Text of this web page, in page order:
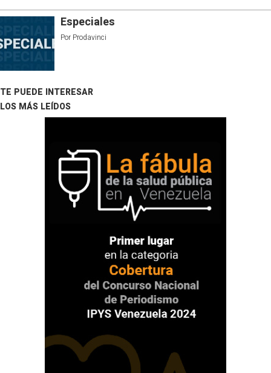
Especiales
Por Prodavinci
TE PUEDE INTERESAR
LOS MÁS LEÍDOS